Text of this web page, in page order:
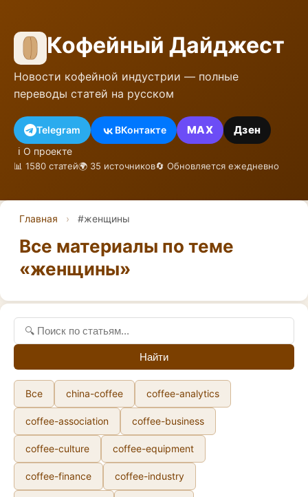
Кофейный Дайджест
Новости кофейной индустрии — полные
переводы статей на русском
Telegram ВКонтакте MAX Дзен
ℹ️ О проекте
📊 1580 статей🌍 35 источников🔄 Обновляется ежедневно
Главная › #женщины
Все материалы по теме
«женщины»
Найти
Все china-coffee coffee-analytics
coffee-association coffee-business
coffee-culture coffee-equipment
coffee-finance coffee-industry